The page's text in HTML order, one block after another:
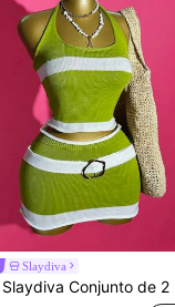
Slaydiva
Slaydiva Conjunto de 2 piezas de suéter y falda a rayas verdes y blancas con decoración metálica asimétrica, falda mini, estilo casual de vacaciones de verano para playa y fiesta, top de suéter corto con cuello halter y falda mini, estilo Y2K